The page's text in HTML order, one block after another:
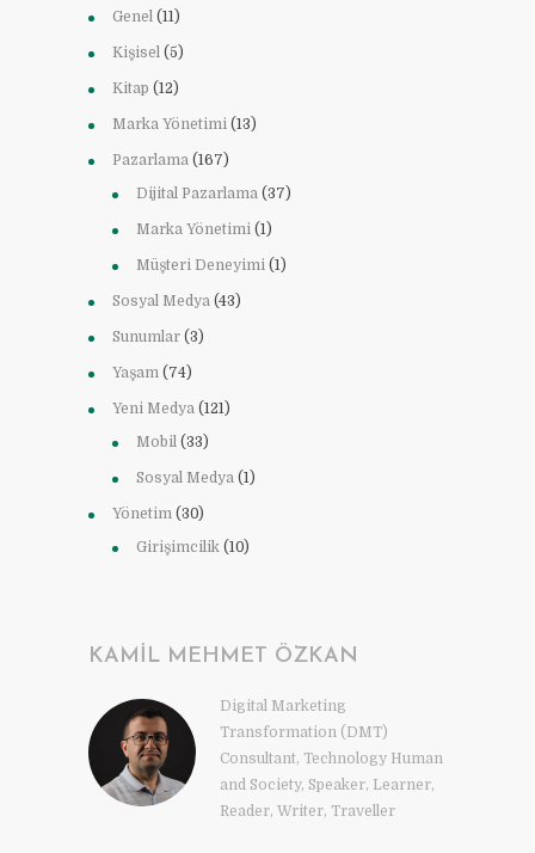
Genel (11)
Kişisel (5)
Kitap (12)
Marka Yönetimi (13)
Pazarlama (167)
Dijital Pazarlama (37)
Marka Yönetimi (1)
Müşteri Deneyimi (1)
Sosyal Medya (43)
Sunumlar (3)
Yaşam (74)
Yeni Medya (121)
Mobil (33)
Sosyal Medya (1)
Yönetim (30)
Girişimcilik (10)
KAMIL MEHMET ÖZKAN
Digital Marketing
Transformation (DMT)
Consultant, Technology Human
and Society, Speaker, Learner,
Reader, Writer, Traveller